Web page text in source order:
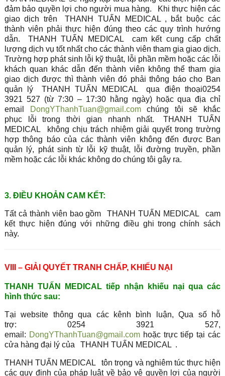
đảm bảo quyền lợi cho người mua hàng.
Khi thực hiện các
giao dịch trên
THANH TUẤN MEDICAL , bắt buộc các
thành viên phải thực hiện đúng theo các quy trình hướng
dẫn.
THANH TUẤN MEDICAL
cam kết cung cấp chất
lượng dịch vụ tốt nhất cho các thành viên tham gia giao dịch.
Trường hợp phát sinh lỗi kỹ thuật, lỗi phần mềm hoặc các lỗi
khách quan khác dẫn đến thành viên không thể tham gia
giao dịch được thì thành viên đó phải thông báo cho Ban
quản lý
THANH TUẤN MEDICAL
qua điện thoại0254
3921 527 (từ 7:30 – 17:30 hằng ngày) hoặc qua địa chỉ
email
DongYThanhTuan@gmail.comchúng tôi sẽ khắc
phục lỗi trong thời gian nhanh nhất.
THANH TUẤN
MEDICAL
không chịu trách nhiệm giải quyết trong trường
hợp thông báo của các thành viên không đến được Ban
quản lý, phát sinh từ lỗi kỹ thuật, lỗi đường truyền, phần
mềm hoặc các lỗi khác không do chúng tôi gây ra.
3. ĐIỀU KHOẢN CAM KẾT:
Tất cả thành viên bao gồm THANH TUẤN MEDICAL
cam
kết thực hiện đúng với những điều ghi trong chính sách
này.
VIII – GIẢI QUYẾT TRANH CHẤP, KHIẾU NẠI
THANH TUẤN MEDICAL tiếp nhận khiếu nại qua các
hình thức sau:
Tại website thông qua các kênh bình luận, Qua số hỗ
trợ: 0254 3921 527,
email: DongYThanhTuan@gmail.comhoặc trực tiếp tại các
cửa hàng đại lý của
THANH TUẤN MEDICAL .
THANH TUẤN MEDICAL
tôn trọng và nghiêm túc thực hiện
các quy định của pháp luật về bảo vệ quyền lợi của người